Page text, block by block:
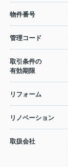
物件番号
管理コード
取引条件の
有効期限
リフォーム
リノベーション
取扱会社